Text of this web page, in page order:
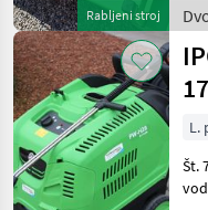
Rabljeni stroj
mit
/
L.
Št.